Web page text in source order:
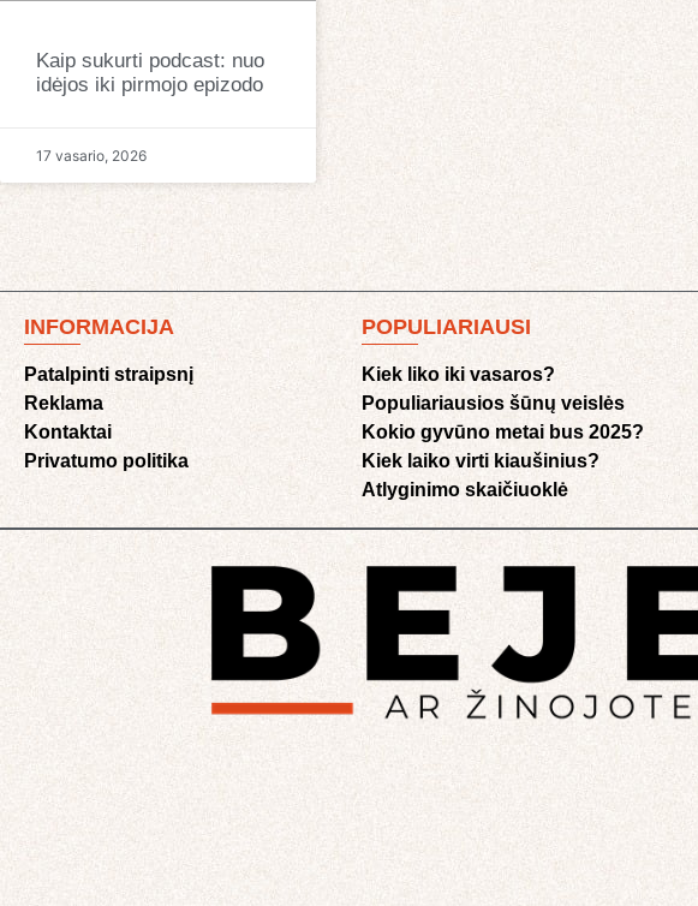
Kaip sukurti podcast: nuo
idėjos iki pirmojo epizodo
17 vasario, 2026
INFORMACIJA
Patalpinti straipsnį
Reklama
Kontaktai
Privatumo politika
POPULIARIAUSI
Kiek liko iki vasaros?
Populiariausios šūnų veislės
Kokio gyvūno metai bus 2025?
Kiek laiko virti kiaušinius?
Atlyginimo skaičiuoklė​